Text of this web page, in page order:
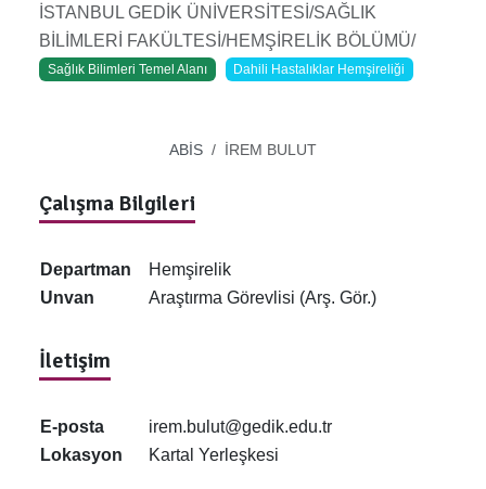
İSTANBUL GEDİK ÜNİVERSİTESİ/SAĞLIK
BİLİMLERİ FAKÜLTESİ/HEMŞİRELİK BÖLÜMÜ/
Sağlık Bilimleri Temel Alanı Dahili Hastalıklar Hemşireliği
ABİS İREM BULUT
Çalışma Bilgileri
Departman
Hemşirelik
Unvan
Araştırma Görevlisi (Arş. Gör.)
İletişim
E-posta
irem.bulut@gedik.edu.tr
Lokasyon
Kartal Yerleşkesi